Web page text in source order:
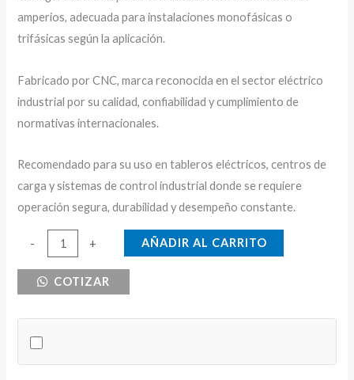
amperios, adecuada para instalaciones monofásicas o
trifásicas según la aplicación.
Fabricado por CNC, marca reconocida en el sector eléctrico
industrial por su calidad, confiabilidad y cumplimiento de
normativas internacionales.
Recomendado para su uso en tableros eléctricos, centros de
carga y sistemas de control industrial donde se requiere
operación segura, durabilidad y desempeño constante.
-
BREAKER
RIEL
6KA
cantidad
+ AÑADIR AL CARRITO
COTIZAR